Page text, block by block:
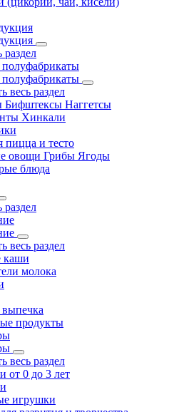
раздел
весь раздел
Бифштексы Наггетсы
Хинкали
пицца и тесто
овощи Грибы Ягоды
блюда
раздел
весь раздел
каши
молока
выпечка
продукты
весь раздел
от 0 до 3 лет
игрушки